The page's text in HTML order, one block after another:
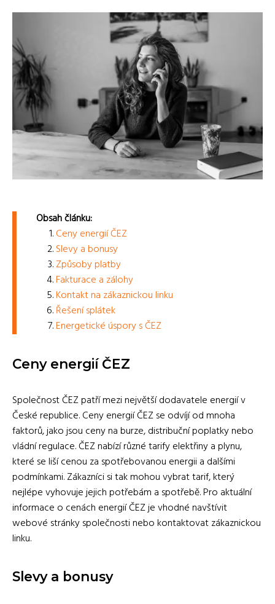
Obsah článku:
Ceny energií ČEZ
Slevy a bonusy
Způsoby platby
Fakturace a zálohy
Kontakt na zákaznickou linku
Řešení splátek
Energetické úspory s ČEZ
Ceny energií ČEZ
Společnost ČEZ patří mezi největší dodavatele energií v
České republice. Ceny energií ČEZ se odvíjí od mnoha
faktorů, jako jsou ceny na burze, distribuční poplatky nebo
vládní regulace. ČEZ nabízí různé tarify elektřiny a plynu,
které se liší cenou za spotřebovanou energii a dalšími
podmínkami. Zákazníci si tak mohou vybrat tarif, který
nejlépe vyhovuje jejich potřebám a spotřebě. Pro aktuální
informace o cenách energií ČEZ je vhodné navštívit
webové stránky společnosti nebo kontaktovat zákaznickou
linku.
Slevy a bonusy